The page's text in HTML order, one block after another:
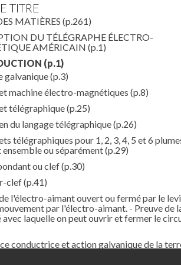
TITRE
MATIÈRES (p.261)
DU TÉLÉGRAPHE ÉLECTRO-
AMÉRICAIN (p.1)
(p.1)
galvanique(p.3)
machine électro-magnétiques (p.8)
télégraphique(p.25)
du langage télégraphique(p.26)
télégraphiques pour 1, 2, 3, 4, 5 et 6
ou séparément(p.29)
ou clef(p.30)
clef(p.41)
l'électro-aimant ouvert ou fermé par le
par l'électro-aimant. - Preuve de
laquelle on peut ouvrir et fermer le
conductrice et action galvanique de la